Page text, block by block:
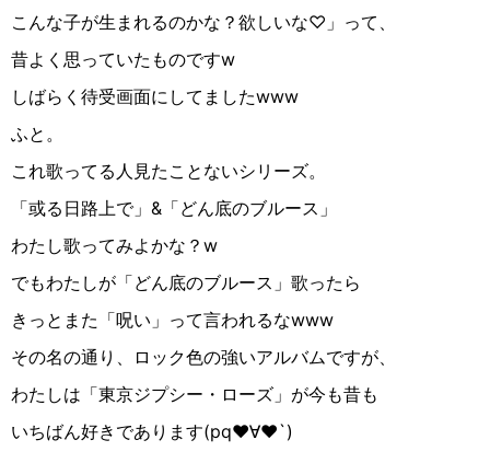
こんな子が生まれるのかな？欲しいな♡」って、
昔よく思っていたものですw
しばらく待受画面にしてましたwww
ふと。
これ歌ってる人見たことないシリーズ。
「或る日路上で」 & 「どん底のブルース」
わたし歌ってみよかな？ w
でもわたしが「どん底のブルース」歌ったら
きっとまた「呪い」って言われるなwww
その名の通り、ロック色の強いアルバムですが、
わたしは「東京ジプシー・ローズ」が今も昔も
いちばん好きであります(pq♥︎∀︎♥︎`)